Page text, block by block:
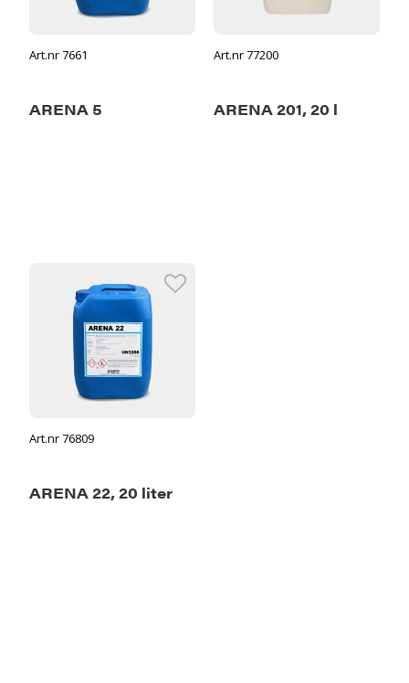
Art.nr 7661
ARENA 5
Art.nr 77200
ARENA 201, 20 l
Art.nr 76809
ARENA 22, 20 liter